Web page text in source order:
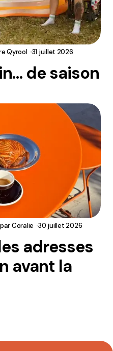
Qyrool 31 juillet 2026
de saison
parCoralie 30 juillet 2026
adresses
avant la